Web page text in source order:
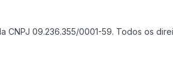
09.236.355/0001-59. Todos os